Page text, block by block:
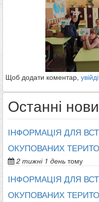
Щоб додати коментар,
Останні
ІНФОРМАЦІЯ ДЛЯ
ОКУПОВАНИХ
2 тижні 1 день тому
ІНФОРМАЦІЯ ДЛЯ
ОКУПОВАНИХ